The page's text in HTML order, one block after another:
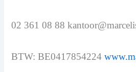
02 361 08 88
BTW: BE0417854224